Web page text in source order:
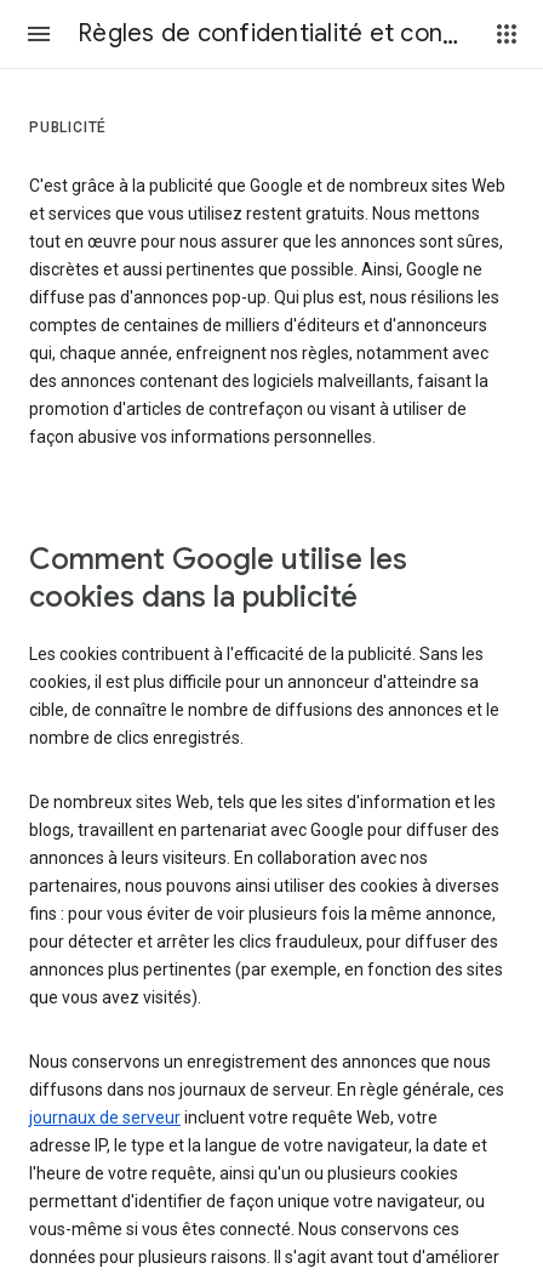
Règles de confidentialité et conditions d’utilisation
PUBLICITÉ
C'est grâce à la publicité que Google et de nombreux sites Web
et services que vous utilisez restent gratuits. Nous mettons
tout en œuvre pour nous assurer que les annonces sont sûres,
discrètes et aussi pertinentes que possible. Ainsi, Google ne
diffuse pas d'annonces pop-up. Qui plus est, nous résilions les
comptes de centaines de milliers d'éditeurs et d'annonceurs
qui, chaque année, enfreignent nos règles, notamment avec
des annonces contenant des logiciels malveillants, faisant la
promotion d'articles de contrefaçon ou visant à utiliser de
façon abusive vos informations personnelles.
Comment Google utilise les
cookies dans la publicité
Les cookies contribuent à l'efficacité de la publicité. Sans les
cookies, il est plus difficile pour un annonceur d'atteindre sa
cible, de connaître le nombre de diffusions des annonces et le
nombre de clics enregistrés.
De nombreux sites Web, tels que les sites d'information et les
blogs, travaillent en partenariat avec Google pour diffuser des
annonces à leurs visiteurs. En collaboration avec nos
partenaires, nous pouvons ainsi utiliser des cookies à diverses
fins : pour vous éviter de voir plusieurs fois la même annonce,
pour détecter et arrêter les clics frauduleux, pour diffuser des
annonces plus pertinentes (par exemple, en fonction des sites
que vous avez visités).
Nous conservons un enregistrement des annonces que nous
diffusons dans nos journaux de serveur. En règle générale, ces
journaux de serveurincluent votre requête Web, votre
adresse IP, le type et la langue de votre navigateur, la date et
l'heure de votre requête, ainsi qu'un ou plusieurs cookies
permettant d'identifier de façon unique votre navigateur, ou
vous-même si vous êtes connecté. Nous conservons ces
données pour plusieurs raisons. Il s'agit avant tout d'améliorer